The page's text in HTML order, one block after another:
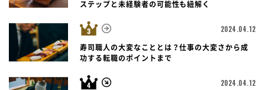
ステップと未経験者の可能性も紐解く
2024.04.12
寿司職人の大変なこととは？仕事の大変さから成
功する転職のポイントまで
2024.04.12